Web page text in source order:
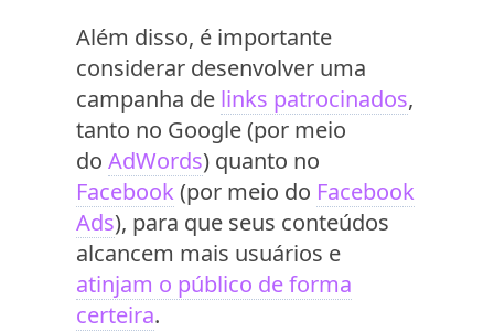
Além disso, é importante
considerar desenvolver uma
campanha de links patrocinados,
tanto no Google (por meio
do AdWords) quanto no
Facebook(por meio do Facebook
Ads), para que seus conteúdos
alcancem mais usuários e
atinjam o público de forma
certeira.